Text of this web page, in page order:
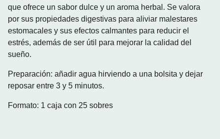
que ofrece un sabor dulce y un aroma herbal. Se valora
por sus propiedades digestivas para aliviar malestares
estomacales y sus efectos calmantes para reducir el
estrés, además de ser útil para mejorar la calidad del
sueño.
Preparación: añadir agua hirviendo a una bolsita y dejar
reposar entre 3 y 5 minutos.
Formato: 1 caja con 25 sobres